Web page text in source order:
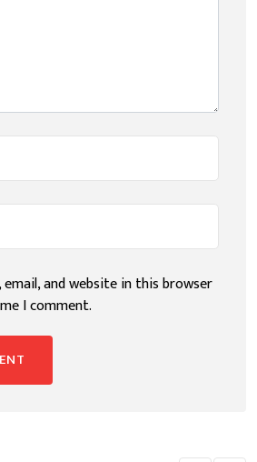
email, and website in this browser
I comment.